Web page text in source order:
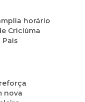
horário
Criciúma
Pais
nova